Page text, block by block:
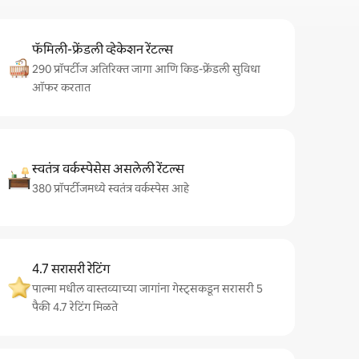
फॅमिली-फ्रेंडली व्हेकेशन रेंटल्स
290 प्रॉपर्टीज अतिरिक्त जागा आणि किड-फ्रेंडली सुविधा
ऑफर करतात
स्वतंत्र वर्कस्पेसेस असलेली रेंटल्स
380 प्रॉपर्टीजमध्ये स्वतंत्र वर्कस्पेस आहे
4.7 सरासरी रेटिंग
पाल्मा मधील वास्तव्याच्या जागांना गेस्ट्सकडून सरासरी 5
पैकी 4.7 रेटिंग मिळते